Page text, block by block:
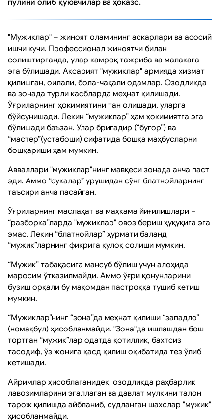
пулини олиб қўювчилар ва ҳоказо.
"Мужиклар" – жиноят оламининг аскарлари ва асосий
ишчи кучи. Профессионал жиноятчи билан
солиштирганда, улар камроқ тажриба ва малакага
эга бўлишади. Аксарият "мужиклар" армияда хизмат
қилишган, оилали, бола-чақали одамлар. Озодликда
ва зонада турли касбларда меҳнат қилишади.
Ўғриларнинг ҳокимиятини тан олишади, уларга
бўйсунишади. Лекин “мужиклар” ҳам ҳокимиятга эга
бўлишади баъзан. Улар бригадир (“бугор”) ва
“мастер”(устабоши) сифатида бошқа маҳбусларни
бошқариши ҳам мумкин.
Авваллари "мужиклар"нинг мавқеси зонада анча паст
эди. Аммо “сукалар” урушидан сўнг блатнойларнинг
таъсири анча пасайган.
Ўғриларнинг маслаҳат ва маҳкама йиғилишлари –
“разборка”ларда "мужиклар" овоз бериш ҳуқуқига эга
эмас. Лекин “блатнойлар” ҳурмати баланд
“мужик”ларнинг фикрига қулоқ солиши мумкин.
“Мужик” табақасига мансуб бўлиш учун алоҳида
маросим ўтказилмайди. Аммо ўғри қонунларини
бузиш орқали бу мақомдан пастроққа тушиб кетиш
мумкин.
“Мужиклар”нинг “зона”да меҳнат қилиши “западло”
(номақбул) ҳисобланмайди. "Зона"да ишлашдан бош
тортган “мужик”лар одатда қотиллик, бахтсиз
тасодиф, ўз жонига қасд қилиш оқибатида тез ўлиб
кетишади.
Айримлар ҳисоблаганидек, озодликда раҳбарлик
лавозимларини эгаллаган ва давлат мулкини талон
тарож қилишда айбланиб, судланган шахслар "мужик"
ҳисобланмайди.